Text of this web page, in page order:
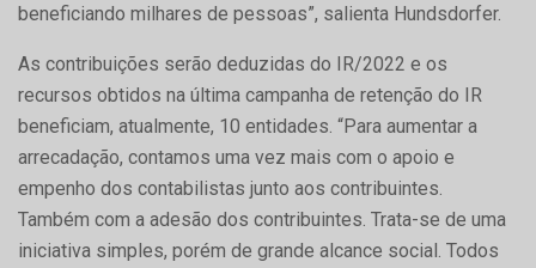
beneficiando milhares de pessoas”, salienta Hundsdorfer.
As contribuições serão deduzidas do IR/2022 e os
recursos obtidos na última campanha de retenção do IR
beneficiam, atualmente, 10 entidades. “Para aumentar a
arrecadação, contamos uma vez mais com o apoio e
empenho dos contabilistas junto aos contribuintes.
Também com a adesão dos contribuintes. Trata-se de uma
iniciativa simples, porém de grande alcance social. Todos